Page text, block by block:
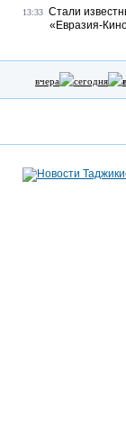
13:33 Стали
«Евразия-
вчера сегодня